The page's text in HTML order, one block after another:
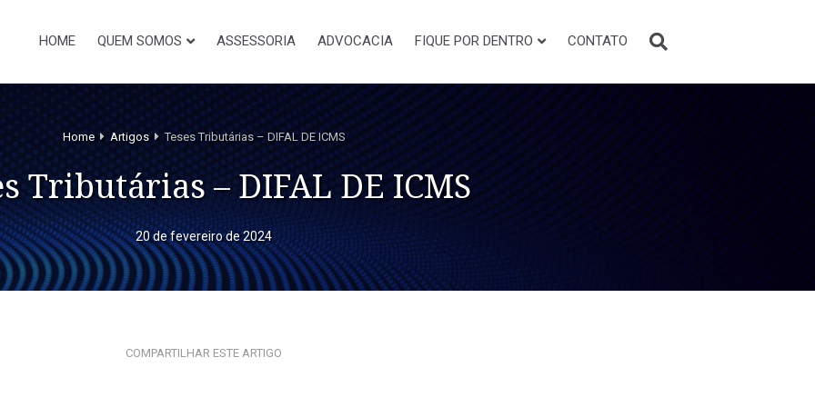
HOME QUEM SOMOS ASSESSORIA ADVOCACIA FIQUE POR DENTRO CONTATO
Home Artigos Teses Tributárias – DIFAL DE ICMS
Tributárias – DIFAL DE ICMS
20 de fevereiro de 2024
COMPARTILHAR ESTE ARTIGO